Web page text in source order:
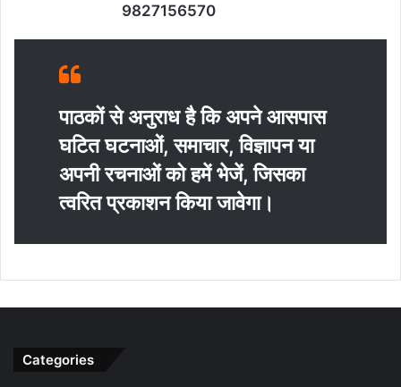
9827156570
पाठकों से अनुराध है कि अपने आसपास
घटित घटनाओं, समाचार, विज्ञापन या
अपनी रचनाओं को हमें भेजें, जिसका
त्‍वरित प्रकाशन किया जावेगा।
Categories